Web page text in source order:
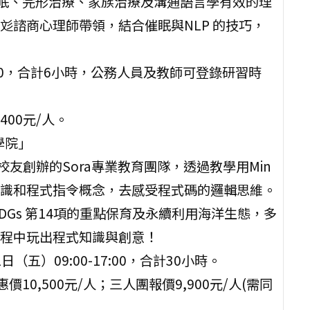
諮商心理師帶領，結合催眠與NLP 的技巧，
合計6小時，公務人員及教師可登錄研習時
元/人。
」
創辦的Sora專業教育團隊，透過教學用Min
程式指令概念，去感受程式碼的邏輯思維。
第14項的重點保育及永續利用海洋生態，多
中玩出程式知識與創意！
（五）09:00-17:00，合計30小時。
價10,500元/人；三人團報價9,900元/人(需同